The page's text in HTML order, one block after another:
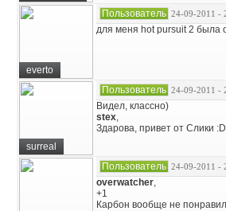
everto
Пользователь 24-09-2011 -
для меня hot pursuit 2 была
surreal
Пользователь 24-09-2011 -
Видел, классно)
stex,
Здарова, привет от Слики :D
Пользователь 24-09-2011 -
overwatcher,
+1
Карбон вообще не